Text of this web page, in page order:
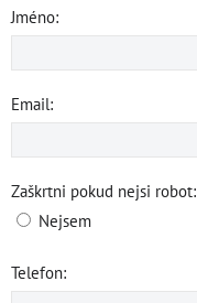
Jméno:
Email:
Zaškrtni pokud nejsi robot:
Nejsem
Telefon: